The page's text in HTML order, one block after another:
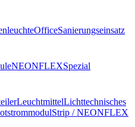
OfficeSanierungseinsatz
NEONFLEXSpezial
LeuchtmittelLichttechnisches
Strip / NEONFLEX